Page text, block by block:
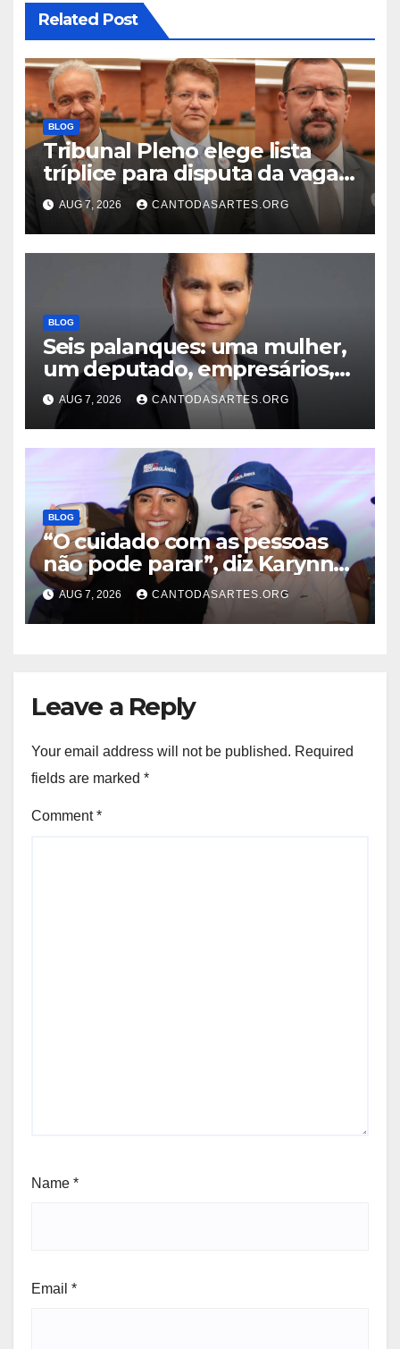
Related Post
BLOG
Tribunal Pleno elege lista
tríplice para disputa da vaga
de desembargador com os
advogados Ercílio Bezerra,
Marcos Antônio e Guilherme
AUG 7, 2026 CANTODASARTES.ORG
BLOG
Seis palanques: uma mulher,
um deputado, empresários,
professor e vice-governador;
Conheça todos os nomes que
disputam o Governo do TO
AUG 7, 2026 CANTODASARTES.ORG
BLOG
“O cuidado com as pessoas
não pode parar”, diz Karynne
Sotero ao reforçar seu apoio à
professora Dorinha
AUG 7, 2026 CANTODASARTES.ORG
Leave a Reply
Your email address will not be published. Required
fields are marked *
Comment*
Name *
Email *